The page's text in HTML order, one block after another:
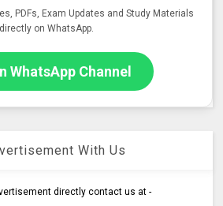
PDFs, Exam Updates and Study Materials
directly on WhatsApp.
WhatsApp Channel
With Us
directly contact us at -